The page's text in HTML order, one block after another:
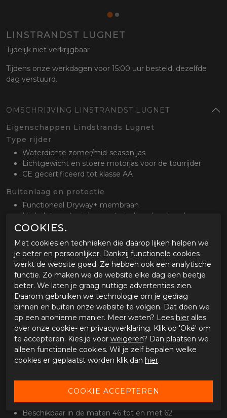
LINSTRANDST LUGNET
Tijdelijk niet verkrijgbaar
Tijdens onze werkdagen voor 15:00 uur besteld, dezelfde
dag verstuurd.
OMSCHRIJVING LINSTRANDST LUGNET
Eigenschappen Lindstrands Lugnet
Type rijder
Waterdichte zomer/mid-season jas
Lichtgewicht en stoere motorjas voor de tourrijder
CE gecertificeerd tot klasse AA
Buitenlaag en protectie
Functioneel Dryway+ membraan
High-Art verstevigingsmateriaal op de schouders en
ellebogen
elleboogprotectoren
Ventilatie
Open-rug ventilatie
Waterdicht en binnenvoering
Ademend, wind en waterdicht Dryway+ membraan.
Stel- en opbergmogelijkheden
Verstelbaar op de heup
Comfort
Voorbereid op een rugprotector
Beschikbaar in de maten 46 tot en met 62
COOKIES.
Met cookies en technieken die daarop lijken helpen we
je beter en persoonlijker. Dankzij functionele cookies
werkt de website goed. Ze hebben ook een analytische
functie. Zo maken we de website elke dag een beetje
beter. We laten je graag nuttige advertenties zien.
Daarom gebruiken we technologie om je gedrag
binnen en buiten onze website te volgen. Dat doen we
op een anonieme manier. Meer weten? Lees hier alles
over onze cookie- en privacyverklaring. Klik op 'Oké' om
te accepteren. Kies je voor weigeren? Dan plaatsen we
alleen functionele cookies. Wil je zelf bepalen welke
cookies er geplaatst worden klik dan hier.